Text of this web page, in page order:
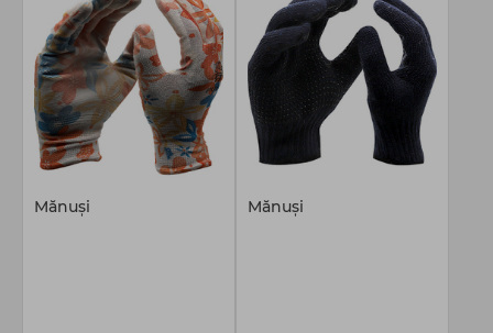
Mănuși Mănuși